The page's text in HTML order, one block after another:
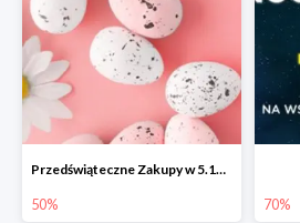
Przedświąteczne Zakupy w 5.10.15 do -50%
50% 70%